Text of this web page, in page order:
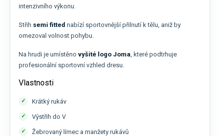
intenzivního výkonu.
Střih semi fitted nabízí sportovnější přilnutí k tělu, aniž by
omezoval volnost pohybu.
Na hrudi je umístěno vyšité logo Joma, které podtrhuje
profesionální sportovní vzhled dresu.
Vlastnosti
Krátký rukáv
Výstřih do V
Žebrovaný límec a manžety rukávů